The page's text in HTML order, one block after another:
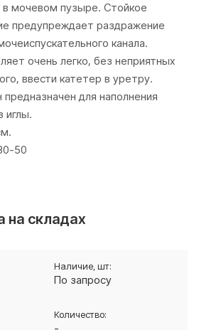
в мочевом пузыре. Стойкое
предупреждает раздражение
канала.
очень легко, без неприятных
ввести катетер в уретру.
для наполнения
иглы.
50
на складах
По запросу